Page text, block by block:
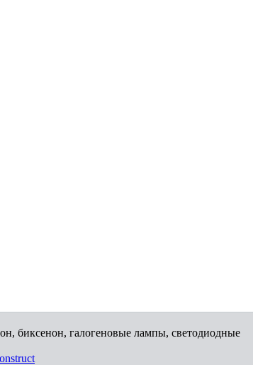
биксенон, галогеновые лампы, светодиодные